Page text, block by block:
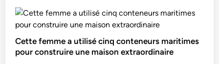
Cette femme a utilisé cinq conteneurs maritimes
pour construire une maison extraordinaire